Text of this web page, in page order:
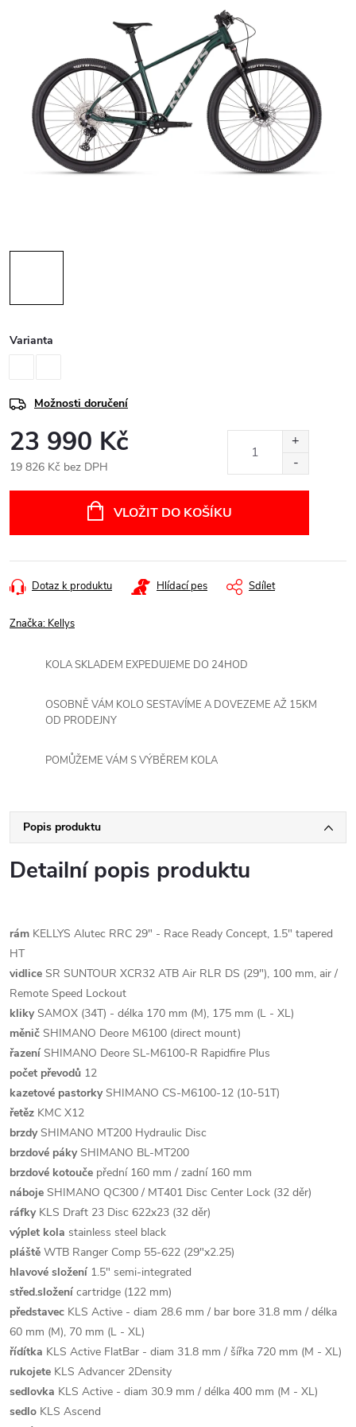
Varianta
Možnosti doručení
23 990 Kč
19 826 Kč bez DPH
VLOŽIT DO KOŠÍKU
Dotaz k produktu Hlídací pes Sdílet
Značka: Kellys
KOLA SKLADEM EXPEDUJEME DO 24HOD
OSOBNĚ VÁM KOLO SESTAVÍME A DOVEZEME AŽ 15KM
OD PRODEJNY
POMŮŽEME VÁM S VÝBĚREM KOLA
Popis produktu
Detailní popis produktu
rám KELLYS Alutec RRC 29" - Race Ready Concept, 1.5" tapered
HT
vidlice SR SUNTOUR XCR32 ATB Air RLR DS (29"), 100 mm, air /
Remote Speed Lockout
klikySAMOX (34T) - délka 170 mm (M), 175 mm (L - XL)
měnič SHIMANO Deore M6100 (direct mount)
řazení SHIMANO Deore SL-M6100-R Rapidfire Plus
počet převodů 12
kazetové pastorkySHIMANO CS-M6100-12 (10-51T)
řetěz KMC X12
brzdySHIMANO MT200 Hydraulic Disc
brzdové pákySHIMANO BL-MT200
brzdové kotouče přední 160 mm / zadní 160 mm
náboje SHIMANO QC300 / MT401 Disc Center Lock (32 děr)
ráfkyKLS Draft 23 Disc 622x23 (32 děr)
výplet kola stainless steel black
pláště WTB Ranger Comp 55-622 (29"x2.25)
hlavové složení 1.5" semi-integrated
střed.složení cartridge (122 mm)
představec KLS Active - diam 28.6 mm / bar bore 31.8 mm / délka
60 mm (M), 70 mm (L - XL)
řídítka KLS Active FlatBar - diam 31.8 mm / šířka 720 mm (M - XL)
rukojete KLS Advancer 2Density
sedlovka KLS Active - diam 30.9 mm / délka 400 mm (M - XL)
sedlo KLS Ascend